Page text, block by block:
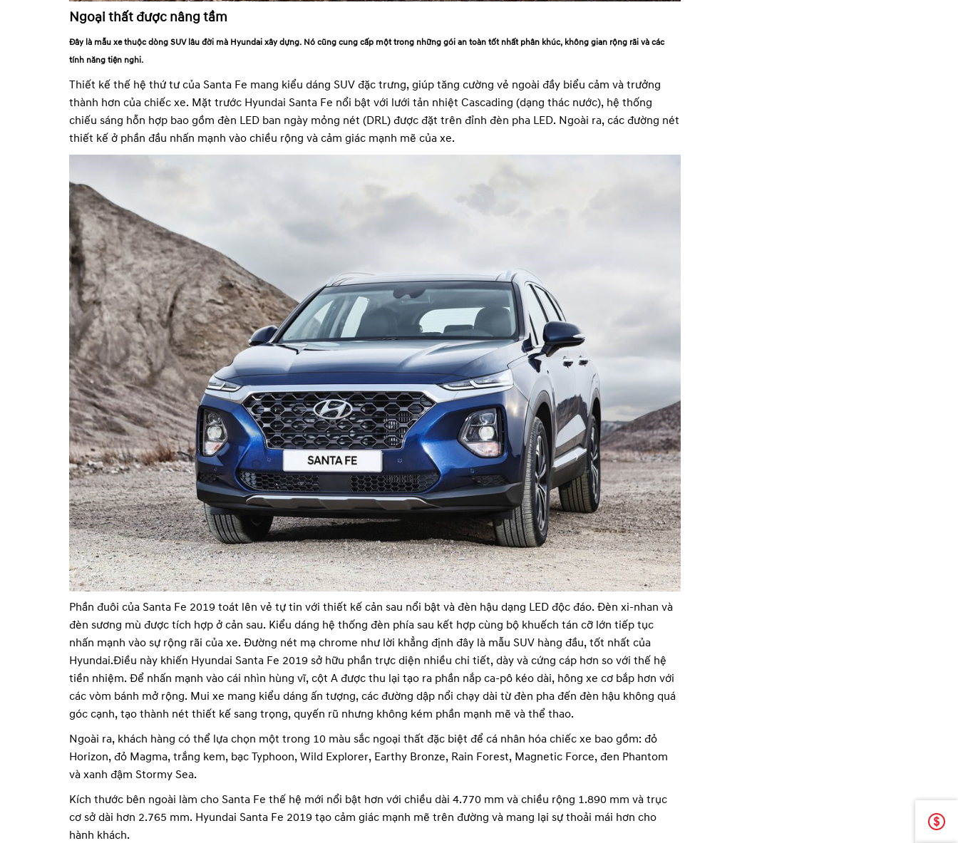
Ngoại thất được nâng tầm
Đây là mẫu xe thuộc dòng SUV lâu đời mà Hyundai xây dựng. Nó cũng cung cấp một trong những gói an toàn tốt nhất phân khúc, không gian rộng rãi và các
tính năng tiện nghi.
Thiết kế thế hệ thứ tư của Santa Fe mang kiểu dáng SUV đặc trưng, giúp tăng cường vẻ ngoài đầy biểu cảm và trưởng
thành hơn của chiếc xe. Mặt trước Hyundai Santa Fe nổi bật với lưới tản nhiệt Cascading (dạng thác nước), hệ thống
chiếu sáng hỗn hợp bao gồm đèn LED ban ngày mỏng nét (DRL) được đặt trên đỉnh đèn pha LED. Ngoài ra, các đường nét
thiết kế ở phần đầu nhấn mạnh vào chiều rộng và cảm giác mạnh mẽ của xe.
Phần đuôi của Santa Fe 2019 toát lên vẻ tự tin với thiết kế cản sau nổi bật và đèn hậu dạng LED độc đáo. Đèn xi-nhan và
đèn sương mù được tích hợp ở cản sau. Kiểu dáng hệ thống đèn phía sau kết hợp cùng bộ khuếch tán cỡ lớn tiếp tục
nhấn mạnh vào sự rộng rãi của xe. Đường nét mạ chrome như lời khẳng định đây là mẫu SUV hàng đầu, tốt nhất của
Hyundai.Điều này khiến Hyundai Santa Fe 2019 sở hữu phần trực diện nhiều chi tiết, dày và cứng cáp hơn so với thế hệ
tiền nhiệm. Để nhấn mạnh vào cái nhìn hùng vĩ, cột A được thu lại tạo ra phần nắp ca-pô kéo dài, hông xe cơ bắp hơn với
các vòm bánh mở rộng. Mui xe mang kiểu dáng ấn tượng, các đường dập nổi chạy dài từ đèn pha đến đèn hậu không quá
góc cạnh, tạo thành nét thiết kế sang trọng, quyến rũ nhưng không kém phần mạnh mẽ và thể thao.
Ngoài ra, khách hàng có thể lựa chọn một trong 10 màu sắc ngoại thất đặc biệt để cá nhân hóa chiếc xe bao gồm: đỏ
Horizon, đỏ Magma, trắng kem, bạc Typhoon, Wild Explorer, Earthy Bronze, Rain Forest, Magnetic Force, đen Phantom
và xanh đậm Stormy Sea.
Kích thước bên ngoài làm cho Santa Fe thế hệ mới nổi bật hơn với chiều dài 4.770 mm và chiều rộng 1.890 mm và trục
cơ sở dài hơn 2.765 mm. Hyundai Santa Fe 2019 tạo cảm giác mạnh mẽ trên đường và mang lại sự thoải mái hơn cho
hành khách.